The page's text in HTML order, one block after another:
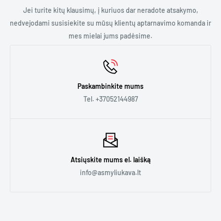
Galime jums pasiūlyti:
- Trumpalaikę nuomą. Jei jums reikia kavos aparato renginiui
ar kelioms dienoms.
kavinėje ar bet kur kitur ilgesniam laikui.
Daugiau informacijos rasitečia.
Jei turite kitų klausimų, į kuriuos dar neradote atsakymo,
nedvejodami susisiekite su mūsų klientų aptarnavimo komanda ir
mes mielai jums padėsime.
Paskambinkite mums
Tel. +37052144987
Atsiųskite mums el. laišką
info@asmyliukava.lt